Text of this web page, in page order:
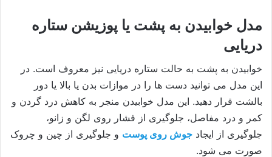
مدل خوابیدن به پشت یا پوزیشن ستاره
دریایی
خوابیدن به پشت به حالت ستاره دریایی نیز معروف است. در
این مدل می توانید دست ها را در موازات بدن یا بالا یا دور
بالشت قرار دهید. این مدل خوابیدن منجر به کاهش درد گردن و
کمر و درد مفاصل، جلوگیری از فشار روی لگن و زانو،
جلوگیری از ایجاد جوش روی پوست و جلوگیری از چین و چروک
صورت می شود.